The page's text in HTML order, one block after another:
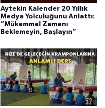
Aytekin Kalender 20 Yıllık
Medya Yolculuğunu Anlattı:
“Mükemmel Zamanı
Beklemeyin, Başlayın”